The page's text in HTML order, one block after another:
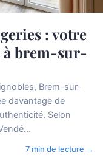
: votre
à brem-sur-
Brem-sur-
davantage de
Selon
7 min de lecture →